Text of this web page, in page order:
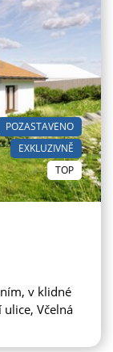
EXKLUZIVNĚ
TOP
POZASTAVENO
v klidné
Včelná